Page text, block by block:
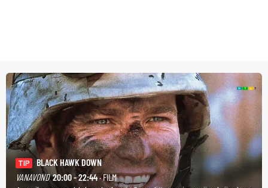
TIP
BLACK HAWK DOWN
VANAVOND 20:00 - 22:44· FILM